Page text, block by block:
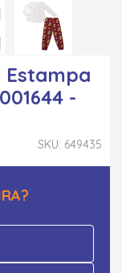
Estampa
-
SKU: 649435